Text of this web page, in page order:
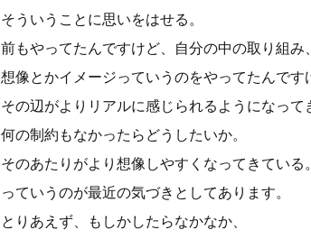
そういうことに思いをはせる。
前もやってたんですけど、自分の中の取り組み、
想像とかイメージっていうのをやってたんです
その辺がよりリアルに感じられるようになって
何の制約もなかったらどうしたいか。
そのあたりがより想像しやすくなってきている。
っていうのが最近の気づきとしてあります。
とりあえず、もしかしたらなかなか、